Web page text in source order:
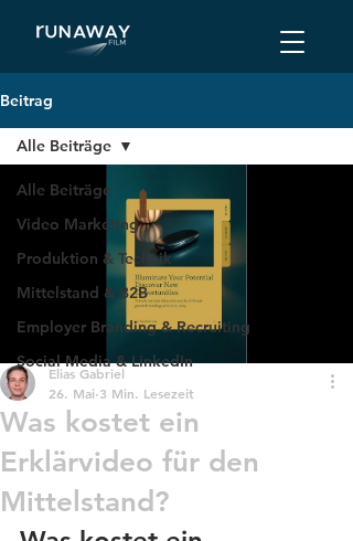
Beitrag
Alle Beiträge
Video Marketing
Produktion & Technik
Mittelstand & B2B
Employer Branding & Recruiting
Social Media & LinkedIn
Alle Beiträge
Was kostet ein
Erklärvideo für den
Mittelstand?
Elias Gabriel
26. Mai 3 Min. Lesezeit